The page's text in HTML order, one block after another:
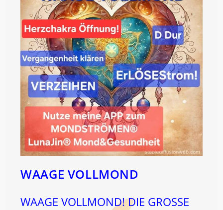
WAAGE VOLLMOND
WAAGE VOLLMOND! DIE GROSSE